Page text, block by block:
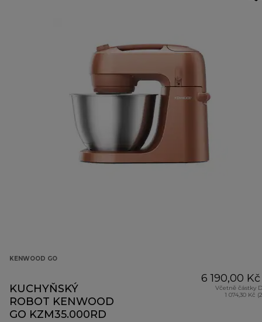
KENWOOD GO
KUCHYŇSKÝ
ROBOT KENWOOD
GO KZM35.000RD
6 190,00 Kč
Včetně částky
1 074,30 Kč